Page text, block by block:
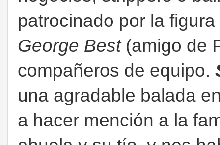
patrocinado por la
George Best(amigo de
compañeros de equipo.
una agradable balada
a hacer mención a la